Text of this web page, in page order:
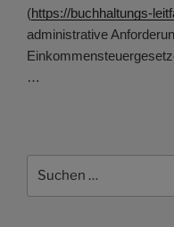
(https://buchhaltungs-
administrative
…